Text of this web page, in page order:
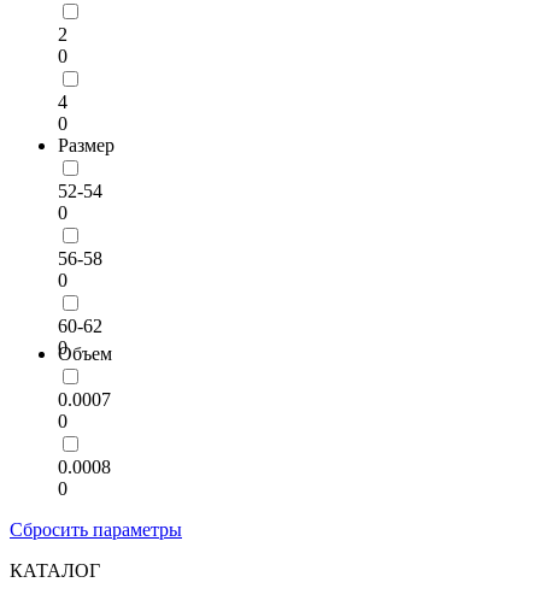
2
0
4
0
Размер
52-54
0
56-58
0
60-62
0
Объем
0.0007
0
0.0008
0
Сбросить параметры
КАТАЛОГ